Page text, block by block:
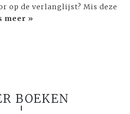
op de verlanglijst? Mis deze
meer »
BOEKEN